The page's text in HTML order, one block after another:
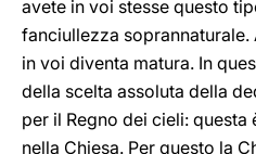
avete in voi stesse questo
fanciullezza
in voi diventa matura. In
della scelta assoluta della
per il Regno dei cieli:
nella Chiesa. Per questo la